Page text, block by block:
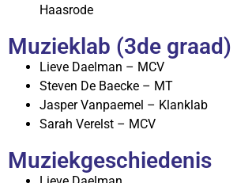
Haasrode
Muzieklab (3de graad)
Lieve Daelman – MCV
Steven De Baecke – MT
Jasper Vanpaemel – Klanklab
Sarah Verelst – MCV
Muziekgeschiedenis